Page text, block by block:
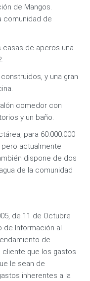
de Mangos.
comunidad de
de aperos una
y una gran
comedor con
y un baño.
para 60.000.000
actualmente
dispone de dos
de la comunidad
de 11 de Octubre
de Información al
de
cliente que los gastos
le sean de
inherentes a la